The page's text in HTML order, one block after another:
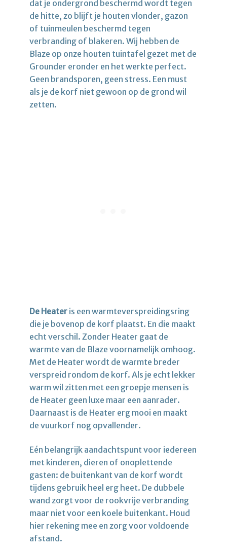
dat je ondergrond beschermd wordt tegen
de hitte, zo blijft je houten vlonder, gazon
of tuinmeulen beschermd tegen
verbranding of blakeren. Wij hebben de
Blaze op onze houten tuintafel gezet met de
Grounder eronder en het werkte perfect.
Geen brandsporen, geen stress. Een must
als je de korf niet gewoon op de grond wil
zetten.
De Heater is een warmteverspreidingsring
die je bovenop de korf plaatst. En die maakt
echt verschil. Zonder Heater gaat de
warmte van de Blaze voornamelijk omhoog.
Met de Heater wordt de warmte breder
verspreid rondom de korf. Als je echt lekker
warm wil zitten met een groepje mensen is
de Heater geen luxe maar een aanrader.
Daarnaast is de Heater erg mooi en maakt
de vuurkorf nog opvallender.
Eén belangrijk aandachtspunt voor iedereen
met kinderen, dieren of onoplettende
gasten: de buitenkant van de korf wordt
tijdens gebruik heel erg heet. De dubbele
wand zorgt voor de rookvrije verbranding
maar niet voor een koele buitenkant. Houd
hier rekening mee en zorg voor voldoende
afstand.